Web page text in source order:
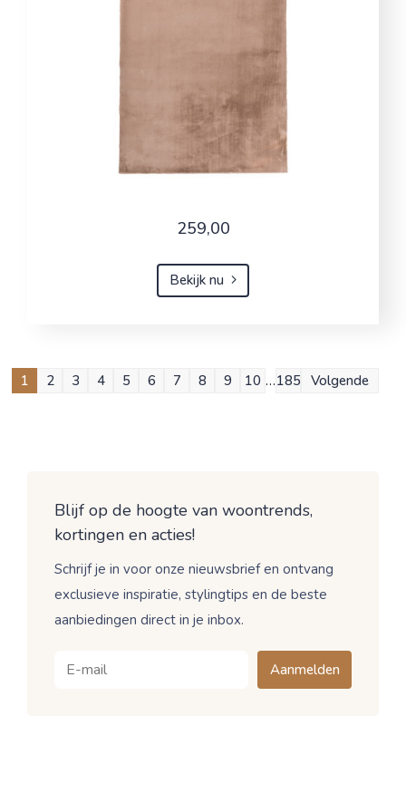
259,00
Bekijk nu
1 2 3 4 5 6 7 8 9 10 …185 Volgende
Blijf op de hoogte van woontrends,
kortingen en acties!
Schrijf je in voor onze nieuwsbrief en ontvang
exclusieve inspiratie, stylingtips en de beste
aanbiedingen direct in je inbox.
Aanmelden